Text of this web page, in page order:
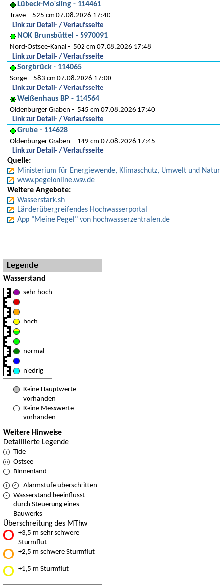
Lübeck-Moisling - 114461
Trave
525 cm 07.08.2026 17:40
Link zur Detail- / Verlaufsseite
NOK Brunsbüttel - 5970091
Nord-Ostsee-Kanal
502 cm 07.08.2026 17:48
Link zur Detail- / Verlaufsseite
Sorgbrück - 114065
Sorge
583 cm 07.08.2026 17:00
Link zur Detail- / Verlaufsseite
Weißenhaus BP - 114564
Oldenburger Graben
545 cm 07.08.2026 17:40
Link zur Detail- / Verlaufsseite
Grube - 114628
Oldenburger Graben
149 cm 07.08.2026 17:45
Link zur Detail- / Verlaufsseite
Quelle:
Ministerium für Energiewende, Klimaschutz, Umwelt und Natur
www.pegelonline.wsv.de
Weitere Angebote:
Wasserstark.sh
Länderübergreifendes Hochwasserportal
App "Meine Pegel" von hochwasserzentralen.de
Legende
Wasserstand
sehr hoch
hoch
normal
niedrig
Keine Hauptwerte
vorhanden
Keine Messwerte
vorhanden
Weitere Hinweise
Detaillierte Legende
Tide
Ostsee
Binnenland
Alarmstufe überschritten
Wasserstand beeinflusst
durch Steuerung eines
Bauwerks
Überschreitung des MThw
+3,5 m sehr schwere
Sturmflut
+2,5 m schwere Sturmflut
+1,5 m Sturmflut